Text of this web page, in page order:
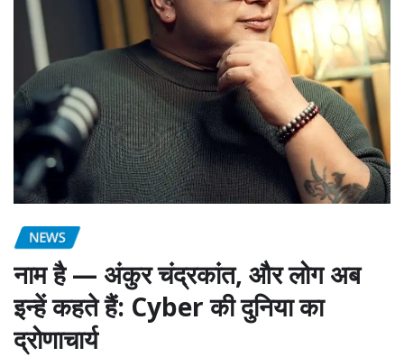
NEWS
नाम है — अंकुर चंद्रकांत, और लोग अब
इन्हें कहते हैं: Cyber की दुनिया का
द्रोणाचार्य